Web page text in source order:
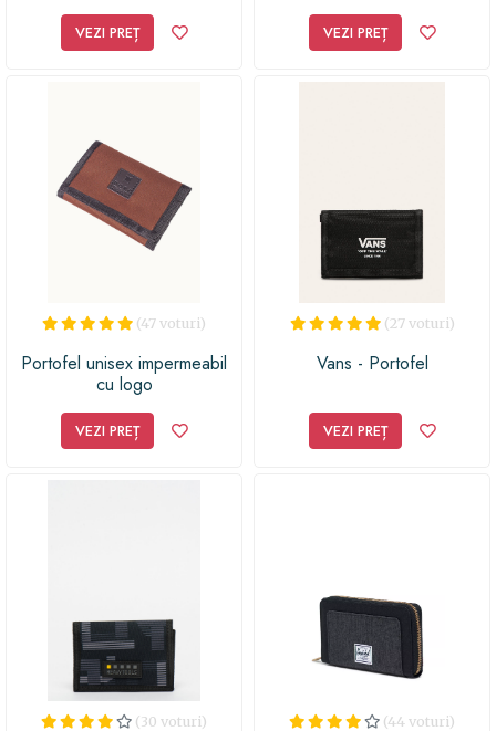
VEZI PREȚ VEZI PREȚ
(47 voturi)
Portofel unisex impermeabil
cu logo
VEZI PREȚ
(27 voturi)
Vans - Portofel
VEZI PREȚ
(30 voturi) (44 voturi)